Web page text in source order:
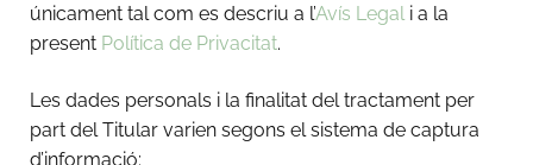
únicament tal com es descriu a l’Avís Legal i a la
present Política de Privacitat.
Les dades personals i la finalitat del tractament per
part del Titular varien segons el sistema de captura
d’informació: